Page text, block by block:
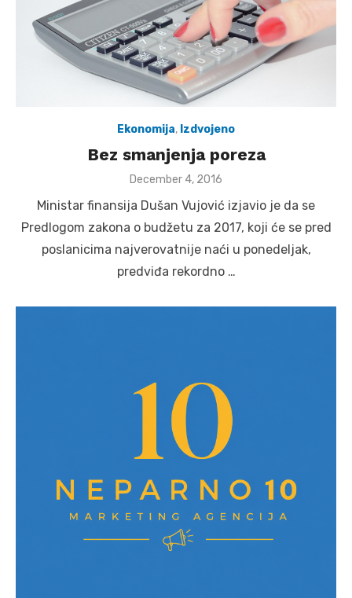
Ekonomija, Izdvojeno
Bez smanjenja poreza
Posted
December 4, 2016
Ministar finansija Dušan Vujović izjavio je da se
Predlogom zakona o budžetu za 2017, koji će se pred
poslanicima najverovatnije naći u ponedeljak,
predviđa rekordno …